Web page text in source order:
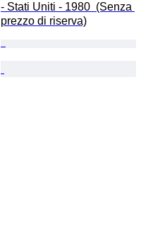
- Stati Uniti - 1980  (Senza
prezzo di riserva)